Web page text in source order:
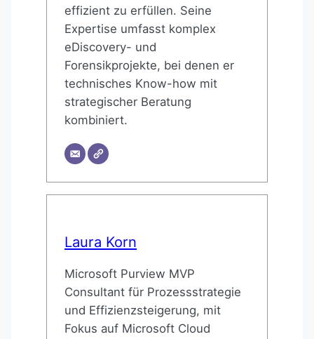
effizient zu erfüllen. Seine
Expertise umfasst komplex
eDiscovery- und
Forensikprojekte, bei denen er
technisches Know-how mit
strategischer Beratung
kombiniert.
Laura Korn
Microsoft Purview MVP
Consultant für Prozessstrategie
und Effizienzsteigerung, mit
Fokus auf Microsoft Cloud